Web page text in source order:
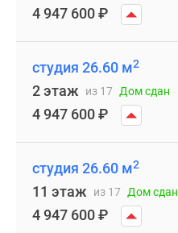
4 947 600₽
студия 26.60 м2
2 этаж из 17 Дом сдан
4 947 600₽
студия 26.60 м2
11 этаж из 17 Дом сдан
4 947 600₽